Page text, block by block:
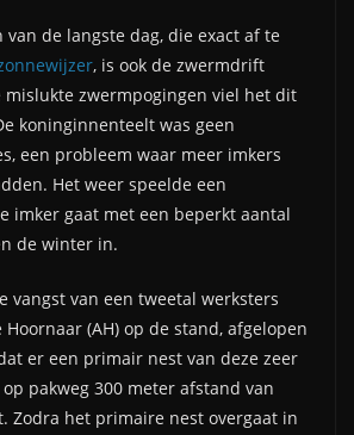
van de langste dag, die exact af te
, is ook de zwermdrift
zwermpogingen viel het dit
koninginnenteelt was geen
een probleem waar meer imkers
Het weer speelde een
imker gaat met een beperkt aantal
de winter in.
vangst van een tweetal werksters
(AH) op de stand, afgelopen
er een primair nest van deze zeer
pakweg 300 meter afstand van
Zodra het primaire nest overgaat in